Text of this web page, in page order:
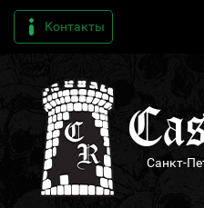
Контакты
Санкт-